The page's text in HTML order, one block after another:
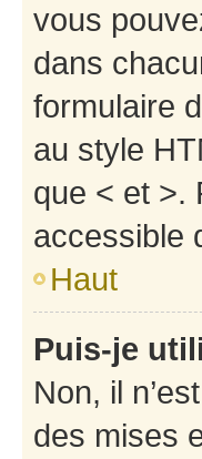
vous
dans
formulaire
au style
que < et >.
accessible
Haut
Puis-je
Non, il
des mises